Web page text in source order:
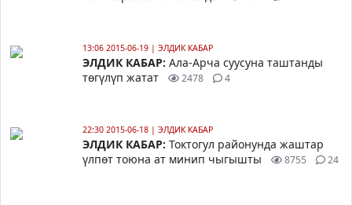
13:06 2015-06-19 | ЭЛДИК КАБАР
ЭЛДИК КАБАР: Ала-Арча суусуна таштанды
төгүлүп жатат
2478 4
22:30 2015-06-18 | ЭЛДИК КАБАР
ЭЛДИК КАБАР:Токтогул районунда жаштар
үлпөт тоюна ат минип чыгышты
8755 24